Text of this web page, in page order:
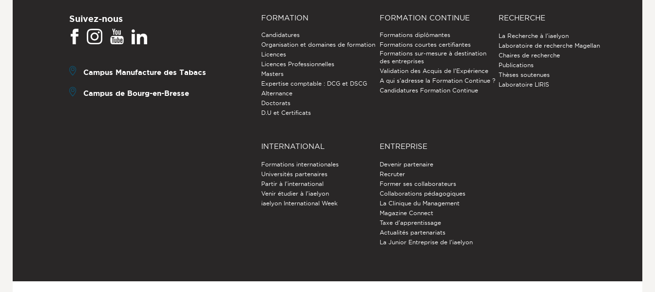
Suivez-nous
Campus Manufacture des Tabacs
Campus de Bourg-en-Bresse
FORMATION
Candidatures
Organisation et domaines de formation
Licences
Licences Professionnelles
Masters
Expertise comptable : DCG et DSCG
Alternance
Doctorats
D.U et Certificats
FORMATION CONTINUE
Formations diplômantes
Formations courtes certifiantes
Formations sur-mesure à destination
des entreprises
Validation des Acquis de l’Expérience
A qui s'adresse la Formation Continue ?
Candidatures Formation Continue
RECHERCHE
La Recherche à l'iaelyon
Laboratoire de recherche Magellan
Chaires de recherche
Publications
Thèses soutenues
Laboratoire LIRIS
INTERNATIONAL
Formations internationales
Universités partenaires
Partir à l'international
Venir étudier à l’iaelyon
iaelyon International Week
ENTREPRISE
Devenir partenaire
Recruter
Former ses collaborateurs
Collaborations pédagogiques
La Clinique du Management
Magazine Connect
Taxe d'apprentissage
Actualités partenariats
La Junior Entreprise de l'iaelyon